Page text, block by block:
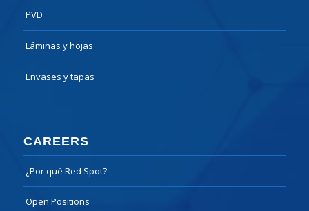
PVD
Láminas y hojas
Envases y tapas
CAREERS
¿Por qué Red Spot?
Open Positions